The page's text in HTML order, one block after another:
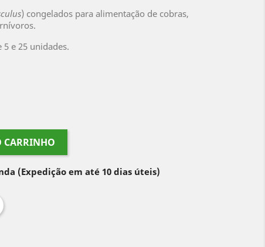
) congelados para alimentação de cobras,
e 25 unidades.
CARRINHO
(Expedição em até 10 dias úteis)